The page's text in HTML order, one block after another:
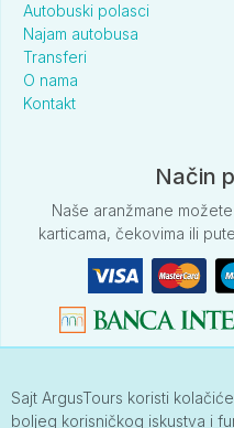
Autobuski polasci
Najam autobusa
Transferi
O nama
Kontakt
Način
Naše aranžmane
karticama, čekovima ili
Podaci na našoj web
Sajt ArgusTours koristi
boljeg korisničkog iskustva i